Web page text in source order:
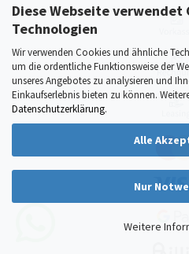
Diese Webseite verwendet
Technologien
Wir verwenden Cookies und ähnliche
um die ordentliche Funktionsweise der
unseres Angebotes zu analysieren und
Einkaufserlebnis bieten zu können.
Datenschutzerklärung.
Alle
Nur
Weitere